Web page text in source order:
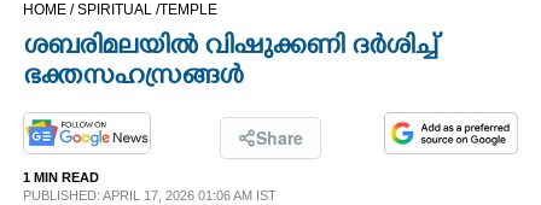
HOME /SPIRITUAL /TEMPLE
ശബരിമലയിൽ വിഷുക്കണി ദർശിച്ച്
ഭക്തസഹസ്രങ്ങൾ
Share
1 MIN READ
PUBLISHED: APRIL 17, 2026 01:06 AM IST